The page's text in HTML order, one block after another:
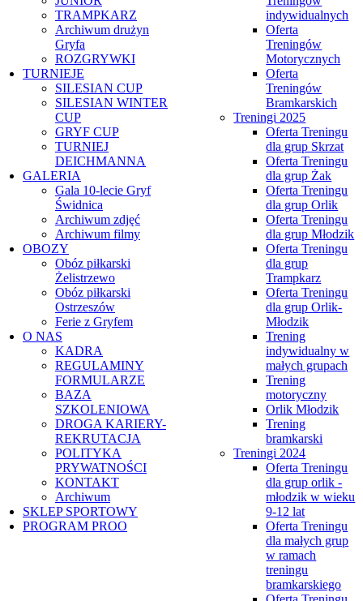
TRAMPKARZ
Archiwum drużyn
Gryfa
ROZGRYWKI
TURNIEJE
SILESIAN CUP
SILESIAN WINTER
CUP
GRYF CUP
TURNIEJ
DEICHMANNA
GALERIA
Gala 10-lecie Gryf
Świdnica
Archiwum zdjęć
Archiwum filmy
OBOZY
Obóz piłkarski
Żelistrzewo
Obóz piłkarski
Ostrzeszów
Ferie z Gryfem
O NAS
KADRA
REGULAMINY
FORMULARZE
BAZA
SZKOLENIOWA
DROGA KARIERY-
REKRUTACJA
POLITYKA
PRYWATNOŚCI
KONTAKT
Archiwum
SKLEP SPORTOWY
PROGRAM PROO
indywidualnych
Oferta
Treningów
Motorycznych
Oferta
Treningów
Bramkarskich
Treningi 2025
Oferta Treningu
dla grup Skrzat
Oferta Treningu
dla grup Żak
Oferta Treningu
dla grup Orlik
Oferta Treningu
dla grup Młodzik
Oferta Treningu
dla grup
Trampkarz
Oferta Treningu
dla grup Orlik-
Młodzik
Trening
indywidualny w
małych grupach
Trening
motoryczny
Orlik Młodzik
Trening
bramkarski
Treningi 2024
Oferta Treningu
dla grup orlik -
młodzik w wieku
9-12 lat
Oferta Treningu
dla małych grup
w ramach
treningu
bramkarskiego